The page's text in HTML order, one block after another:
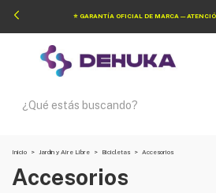
⭐ GARANTÍA OFICIAL DE MARCA —
Inicio > Jardín y Aire Libre > Bicicletas > Accesorios
Accesorios